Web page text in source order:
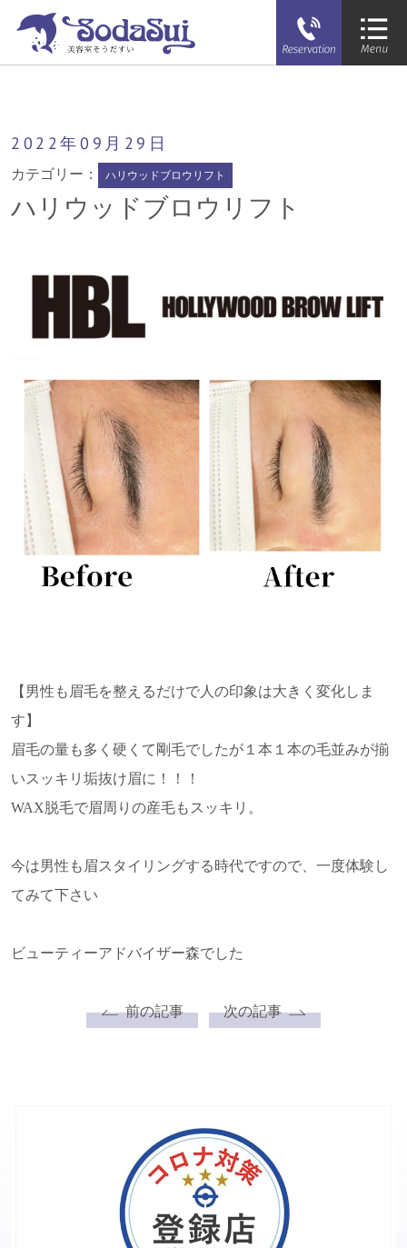
2022年09月 29日
カテゴリー： ハリウッドブロウリフト
ハリウッドブロウリフト
【男性も眉毛を整えるだけで人の印象は大きく変化しま
す】
眉毛の量も多く硬くて剛毛でしたが１本１本の毛並みが揃
いスッキリ垢抜け眉に！！！
WAX脱毛で眉周りの産毛もスッキリ。
今は男性も眉スタイリングする時代ですので、一度体験し
てみて下さい
ビューティーアドバイザー森でした
前の記事 次の記事